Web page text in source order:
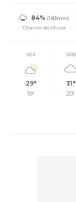
84% (1.83mm)
Chance de chuva
SEX
29°
19°
SÁB
31°
20°